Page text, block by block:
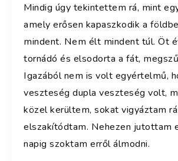
Mindig úgy tekintettem rá, mint
amely erősen kapaszkodik a
mindent. Nem élt mindent túl. Öt
tornádó és elsodorta a fát,
Igazából nem is volt egyértelmű,
veszteség dupla veszteség volt,
közel kerültem, sokat vigyáztam
elszakítódtam. Nehezen jutottam
napig szoktam erről álmodni.